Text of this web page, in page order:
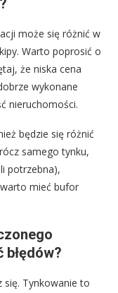
może się różnić w
Warto poprosić o
że niska cena
wykonane
nieruchomości.
będzie się różnić
samego tynku,
potrzebna),
mieć bufor
się. Tynkowanie to